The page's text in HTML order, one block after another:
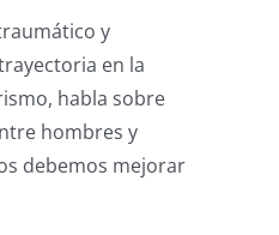
García
Vera,
psicóloga
“‘Tú
puedes’
y
en la
habla sobre
hombres y
debemos mejorar